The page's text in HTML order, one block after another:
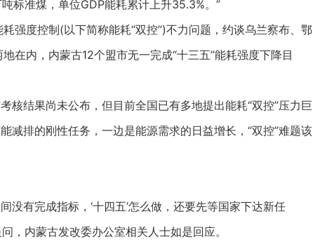
标准煤，单位GDP能耗累计上升35.3%。”
度控制(以下简称能耗“双控”)不力问题，约谈乌兰察布、鄂
在内，内蒙古12个盟市无一完成“十三五”能耗强度下降目
结果尚未公布，但目前全国已有多地提出能耗“双控”压力巨
减排的刚性任务，一边是能源需求的日益增长，“双控”难题该
有完成指标，‘十四五’怎么做，还要先等国家下达新任
问，内蒙古发改委办公室相关人士如是回应。